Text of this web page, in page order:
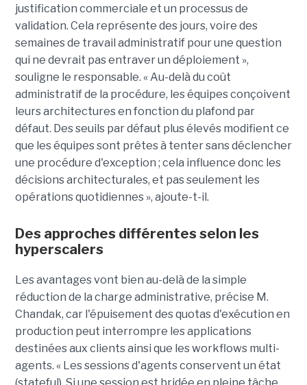
justification commerciale et un processus de
validation. Cela représente des jours, voire des
semaines de travail administratif pour une question
qui ne devrait pas entraver un déploiement »,
souligne le responsable. « Au-delà du coût
administratif de la procédure, les équipes conçoivent
leurs architectures en fonction du plafond par
défaut. Des seuils par défaut plus élevés modifient ce
que les équipes sont prêtes à tenter sans déclencher
une procédure d'exception ; cela influence donc les
décisions architecturales, et pas seulement les
opérations quotidiennes », ajoute-t-il.
Des approches différentes selon les
hyperscalers
Les avantages vont bien au-delà de la simple
réduction de la charge administrative, précise M.
Chandak, car l'épuisement des quotas d'exécution en
production peut interrompre les applications
destinées aux clients ainsi que les workflows multi-
agents. « Les sessions d'agents conservent un état